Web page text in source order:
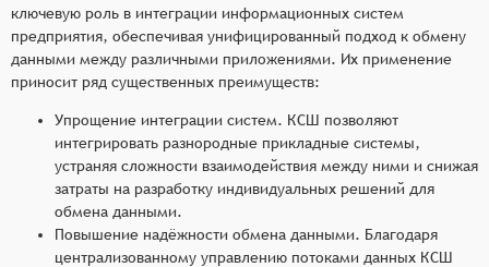
ключевую роль в интеграции информационных систем
предприятия, обеспечивая унифицированный подход к обмену
данными между различными приложениями. Их применение
приносит ряд существенных преимуществ:
Упрощение интеграции систем. КСШ позволяют
интегрировать разнородные прикладные системы,
устраняя сложности взаимодействия между ними и снижая
затраты на разработку индивидуальных решений для
обмена данными.
Повышение надёжности обмена данными. Благодаря
централизованному управлению потоками данных КСШ